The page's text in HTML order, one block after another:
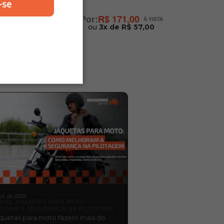
R$ 171,00
ou 3x de R$ 57,00
de 2026
para moto fazem mais do